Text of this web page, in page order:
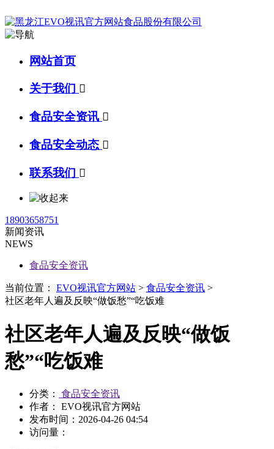
网站首页
关于我们 
食品安全资讯 
食品安全动态 
联系我们 
18903658751
新闻资讯
NEWS
食品安全资讯
当前位置： EVO视讯官方网站 > 食品安全资讯 >
社区老年人遍及反映“做饭愁”“吃饭难
社区老年人遍及反映“做饭
愁”“吃饭难
分类：
食品安全资讯
作者： EVO视讯官方网站
发布时间： 2026-04-26 04:54
访问量：